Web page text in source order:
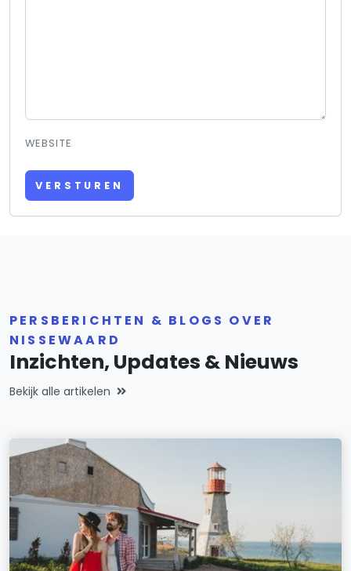
WEBSITE
VERSTUREN
PERSBERICHTEN & BLOGS OVER
NISSEWAARD
Inzichten, Updates & Nieuws
Bekijk alle artikelen